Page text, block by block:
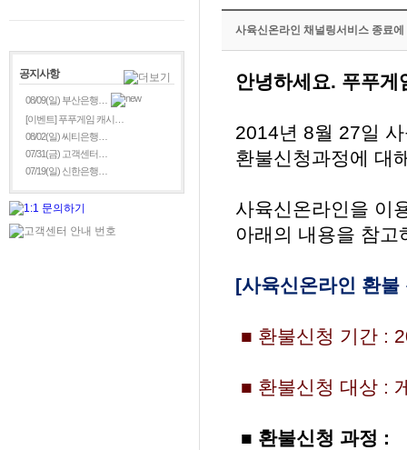
공지사항
08/09(일) 부산은행…
[이벤트] 푸푸게임 캐시…
08/02(일) 씨티은행…
07/31(금) 고객센터…
07/19(일) 신한은행…
사육신온라인 채널링서비스 종료
안녕하세요. 푸푸게
2014년 8월 27일
환불신청과정에 대
사육신온라인을 이
아래의 내용을 참
[사육신온라인 환
■ 환불신청 기간 :
■ 환불신청 대상 :
■ 환불신청 과정 :